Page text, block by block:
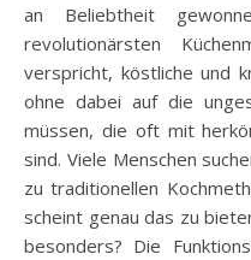
an Beliebtheit
revolutionärsten
verspricht, köstliche und
ohne dabei auf die
müssen, die oft mit
sind. Viele Menschen
zu traditionellen
scheint genau das zu
besonders? Die